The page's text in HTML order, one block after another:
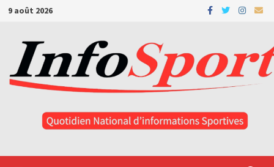
Passer
contenu
9 août 2026